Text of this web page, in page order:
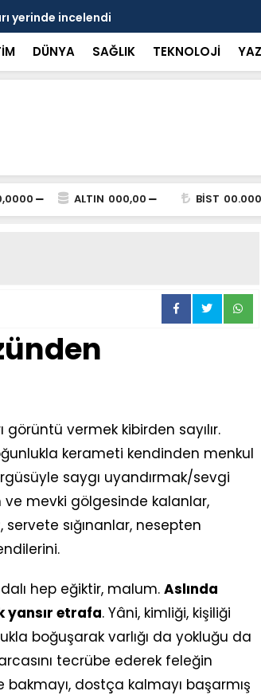
yerinde incelendi
DÜNYA SAĞLIK TEKNOLOJİ
ALTIN 000,00 BİST 00.000
vermek kibirden sayılır.
kerameti kendinden menkul
saygı uyandırmak/sevgi
mevki gölgesinde kalanlar,
, servete sığınanlar, nesepten
hep eğiktir, malum. Aslında
yansır etrafa. Yâni, kimliği, kişiliği
boğuşarak varlığı da yokluğu da
tecrübe ederek feleğin
dostça kalmayı başarmış